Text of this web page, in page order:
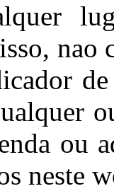
nao
ou
neste